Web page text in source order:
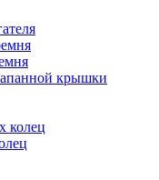
крышки
колец